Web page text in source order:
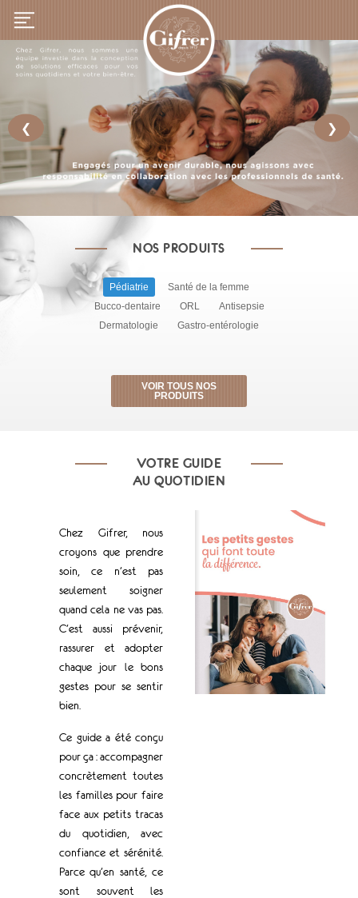
❮ ❯
NOS PRODUITS
Pédiatrie
Santé de la femme
Bucco-dentaire
ORL
Antisepsie
Dermatologie
Gastro-entérologie
VOIR TOUS NOS
PRODUITS
VOTRE GUIDE
AU QUOTIDIEN
Chez Gifrer, nous
croyons que prendre
soin, ce n’est pas
seulement soigner
quand cela ne vas pas.
C’est aussi prévenir,
rassurer et adopter
chaque jour le bons
gestes pour se sentir
bien.
Ce guide a été conçu
pour ça : accompagner
concrètement toutes
les familles pour faire
face aux petits tracas
du quotidien, avec
confiance et sérénité.
Parce qu’en santé, ce
sont souvent les